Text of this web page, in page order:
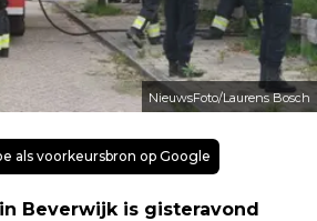
NieuwsFoto/Laurens Bosch
als voorkeursbron op Google
Beverwijk is gisteravond